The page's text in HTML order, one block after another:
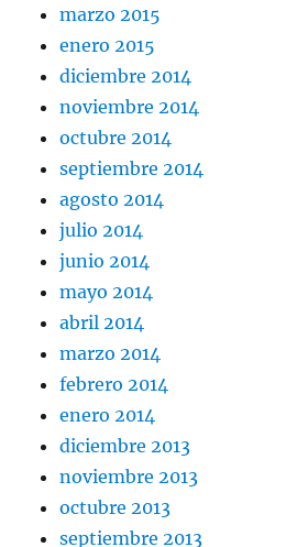
marzo 2015
enero 2015
diciembre 2014
noviembre 2014
octubre 2014
septiembre 2014
agosto 2014
julio 2014
junio 2014
mayo 2014
abril 2014
marzo 2014
febrero 2014
enero 2014
diciembre 2013
noviembre 2013
octubre 2013
septiembre 2013